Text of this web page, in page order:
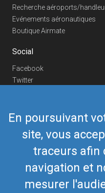
En poursuivant
site, vous
traceurs afin
navigation et
mesurer
Recherche aéroports/
Evénements aéronautiques
Boutique Airmate
Social
Facebook
Twitter
Telegram
Nous contacter
Téléphone Europe +352
Téléphone US/Canada
418-
airmate@airmate.aero
(c) Myriel Aviation SA